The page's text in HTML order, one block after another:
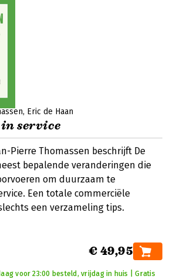
Eric de Haan
service
Pierre Thomassen beschrijft De
bepalende veranderingen die
om duurzaam te
Een totale commerciële
een verzameling tips.
€ 49,95
voor 23:00 besteld, vrijdag in huis | Gratis